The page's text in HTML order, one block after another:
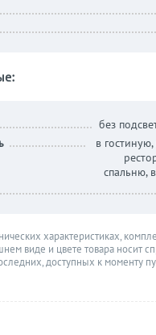
без
в
спальню,
характеристиках,
виде и цвете товара носит
доступных к моменту